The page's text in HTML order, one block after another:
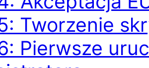
Tworzenie
Pierwsze